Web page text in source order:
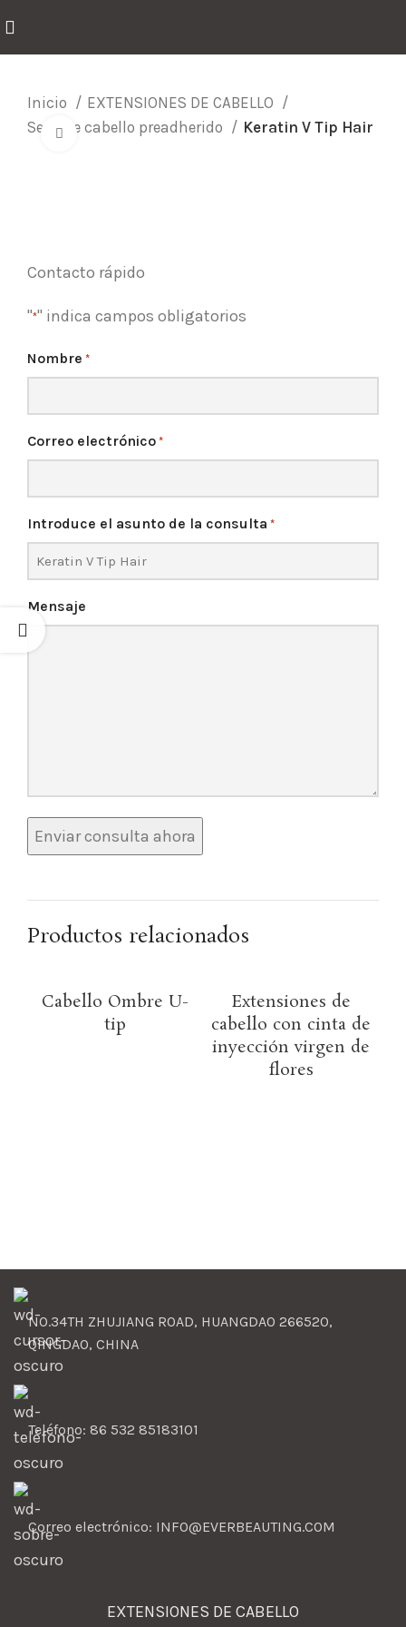
Inicio
EXTENSIONES DE CABELLO
Serie de cabello preadherido
Keratin V Tip Hair
Click para agrandar
Contacto rápido
"*" indica campos obligatorios
Nombre *
Correo electrónico *
Introduce el asunto de la consulta *
Mensaje
Productos relacionados
Cabello Ombre U-
tip
Extensiones de
cabello con cinta de
inyección virgen de
flores
NO.34TH ZHUJIANG ROAD, HUANGDAO 266520,
QINGDAO, CHINA
Teléfono: 86 532 85183101
Correo electrónico: INFO@EVERBEAUTING.COM
EXTENSIONES DE CABELLO